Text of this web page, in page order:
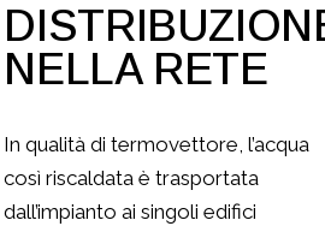
NELLA RETE
In qualità di termovettore, l’acqua
così riscaldata è trasportata
dall’impianto ai singoli edifici